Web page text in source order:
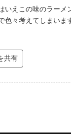
いえこの味のラー
色々考えてしまいま
共有